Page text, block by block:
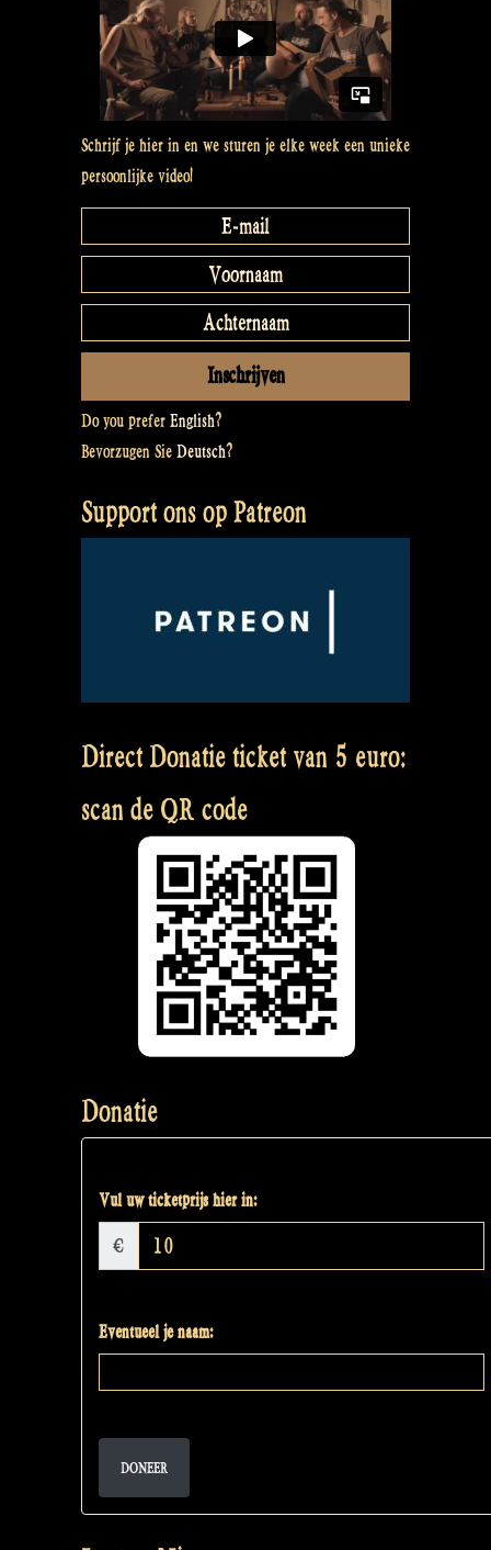
Schrijf je hier in en we sturen je elke week een unieke
persoonlijke video!
Do you prefer English?
Bevorzugen Sie Deutsch?
Support ons op Patreon
Direct Donatie ticket van 5 euro:
scan de QR code
Donatie
Vul uw ticketprijs hier in:
€
Eventueel je naam:
DONEER